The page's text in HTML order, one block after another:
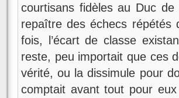
courtisans fidèles au Duc
repaître des échecs répétés
fois, l’écart de classe
reste, peu importait que ces
vérité, ou la dissimule pour
comptait avant tout pour